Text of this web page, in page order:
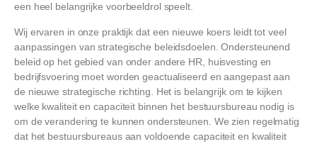
een heel belangrijke voorbeeldrol speelt.
Wij ervaren in onze praktijk dat een nieuwe koers leidt tot veel
aanpassingen van strategische beleidsdoelen. Ondersteunend
beleid op het gebied van onder andere HR, huisvesting en
bedrijfsvoering moet worden geactualiseerd en aangepast aan
de nieuwe strategische richting. Het is belangrijk om te kijken
welke kwaliteit en capaciteit binnen het bestuursbureau nodig is
om de verandering te kunnen ondersteunen. We zien regelmatig
dat het bestuursbureaus aan voldoende capaciteit en kwaliteit